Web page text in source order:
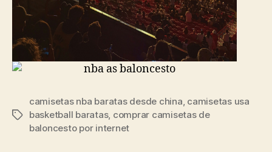
Etiquetas
camisetas nba baratas desde china camisetas usa
basketball baratas, comprar camisetas de
baloncesto por internet